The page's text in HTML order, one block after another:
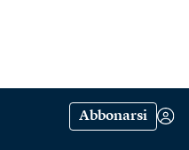
Abbonarsi